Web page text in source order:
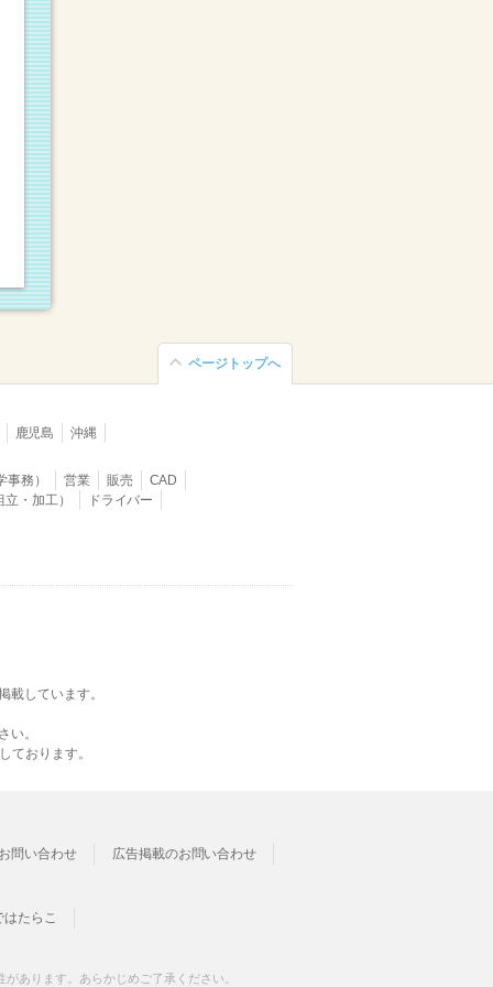
ページトップへ
鹿児島 沖縄
務） 営業 販売
CAD
・加工） ドライバー
しています。
い。
ております。
問い合わせ
広告掲載のお問い合わせ
はたらこ
あります。あらかじめご了承ください。